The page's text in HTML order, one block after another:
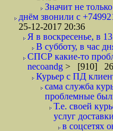
Значит не
днём звонили с
25-12-2017 20:36
Я в воскресенье, в
В субботу, в час
СПСР какие-то
necoandg > [910] 26-
Курьер с ПД
сама служба
проблемные
Т.е. своей
услуг
в соцсетях